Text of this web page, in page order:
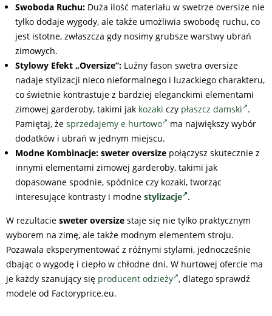
Swoboda Ruchu: Duża ilość materiału w swetrze oversize nie
tylko dodaje wygody, ale także umożliwia swobodę ruchu, co
jest istotne, zwłaszcza gdy nosimy grubsze warstwy ubrań
zimowych.
Stylowy Efekt „Oversize”: Luźny fason swetra oversize
nadaje stylizacji nieco nieformalnego i luzackiego charakteru,
co świetnie kontrastuje z bardziej eleganckimi elementami
zimowej garderoby, takimi jak kozaki czy płaszcz damski .
Pamiętaj, że sprzedajemy e hurtowo
ma największy wybór
dodatków i ubrań w jednym miejscu.
Modne Kombinacje: sweter oversize połączysz skutecznie z
innymi elementami zimowej garderoby, takimi jak
dopasowane spodnie, spódnice czy kozaki, tworząc
interesujące kontrasty i modne stylizacje .
W rezultacie sweter oversize staje się nie tylko praktycznym
wyborem na zimę, ale także modnym elementem stroju.
Pozawala eksperymentować z różnymi stylami, jednocześnie
dbając o wygodę i ciepło w chłodne dni. W hurtowej ofercie ma
je każdy szanujący się producent odzieży , dlatego sprawdź
modele od Factoryprice.eu.